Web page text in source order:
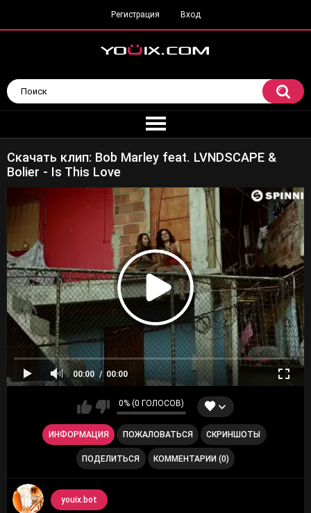
Регистрация Вход
Скачать клип: Bob Marley feat. LVNDSCAPE &
Bolier - Is This Love
00:00 00:00
0% (0 ГОЛОСОВ)
ИНФОРМАЦИЯ ПОЖАЛОВАТЬСЯ СКРИНШОТЫ
ПОДЕЛИТЬСЯ КОММЕНТАРИИ (0)
youix.bot